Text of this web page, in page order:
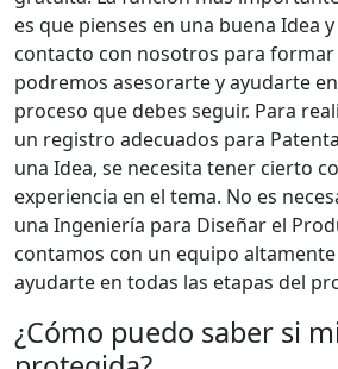
es que pienses en una buena Idea
contacto con nosotros para formar
podremos asesorarte y ayudarte
proceso que debes seguir. Para
un registro adecuados para
una Idea, se necesita tener cierto
experiencia en el tema. No es
una Ingeniería para Diseñar el
contamos con un equipo
ayudarte en todas las etapas del
¿Cómo puedo saber si